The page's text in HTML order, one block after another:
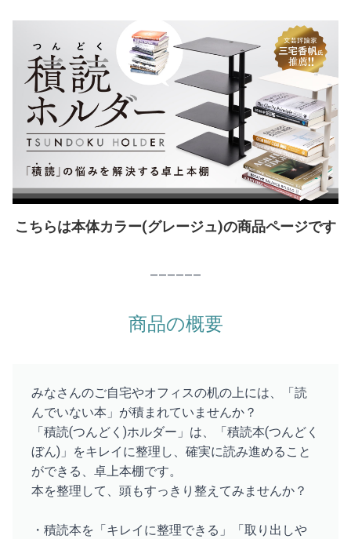
こちらは本体カラー(グレージュ)の商品ページです
——————
商品の概要
みなさんのご自宅やオフィスの机の上には、「読
んでいない本」が積まれていませんか？
「積読(つんどく)ホルダー」は、「積読本(つんどく
ぼん)」をキレイに整理し、確実に読み進めること
ができる、卓上本棚です。
本を整理して、頭もすっきり整えてみませんか？
・積読本を「キレイに整理できる」「取り出しや